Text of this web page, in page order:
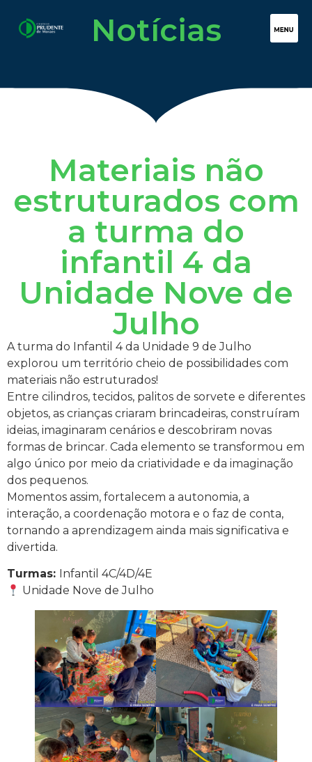
Notícias
Materiais não
estruturados com
a turma do
infantil 4 da
Unidade Nove de
Julho
A turma do Infantil 4 da Unidade 9 de Julho
explorou um território cheio de possibilidades com
materiais não estruturados!
Entre cilindros, tecidos, palitos de sorvete e diferentes
objetos, as crianças criaram brincadeiras, construíram
ideias, imaginaram cenários e descobriram novas
formas de brincar. Cada elemento se transformou em
algo único por meio da criatividade e da imaginação
dos pequenos.
Momentos assim, fortalecem a autonomia, a
interação, a coordenação motora e o faz de conta,
tornando a aprendizagem ainda mais significativa e
divertida.
Turmas: Infantil 4C/4D/4E
Unidade Nove de Julho